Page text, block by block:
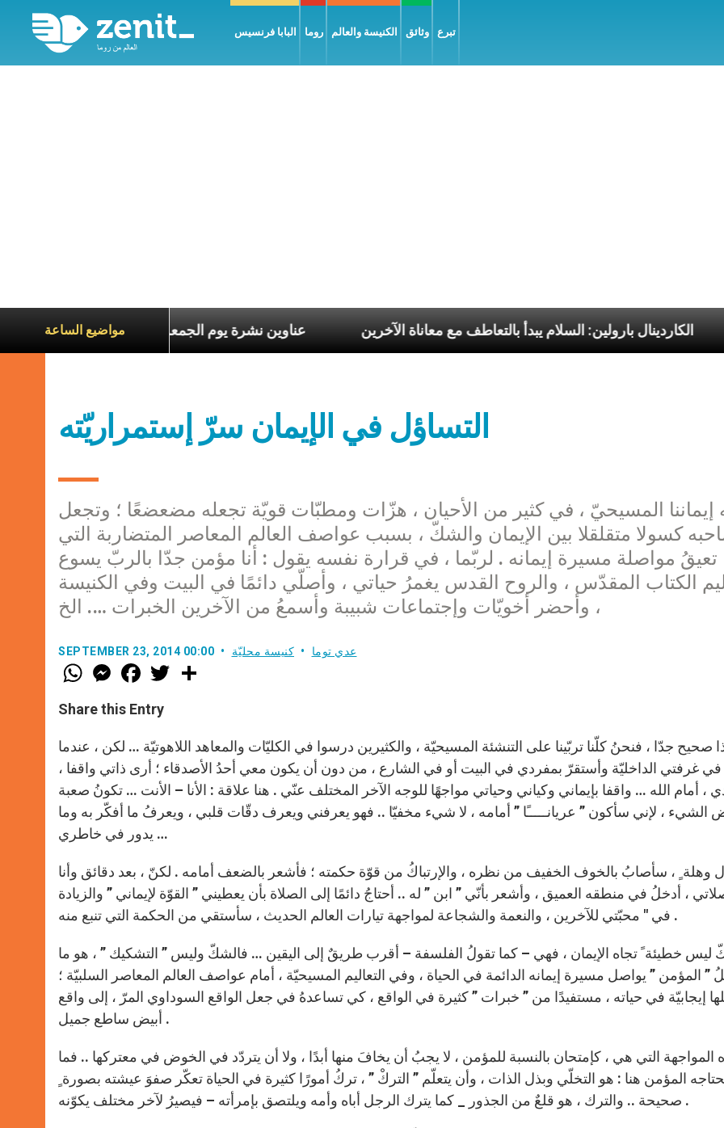
البابا فرنسيس روما الكنيسة والعالم وثائق تبرع
مواضيع الساعةعناوين نشرة يوم الجمعة 7 آب 2026: السلام يُبنى بصبر يومًا بعد يوم الكاردينال بارولين: السلام يبدأ بالتعاطف مع معاناة الآخرين
التساؤل في الإيمان سرّ إستمراريّته
إيماننا المسيحيّ ، في كثير من الأحيان ، هزّات ومطبّات قويّة تجعله مضعضعًا ؛ وتجعل
كسولا متقلقلا بين الإيمان والشكّ ، بسبب عواصف العالم المعاصر المتضاربة التي
تعيقُ مواصلة مسيرة إيمانه . لربّما ، في قرارة نفسه يقول : أنا مؤمن جدّا بالربّ يسوع
الكتاب المقدّس ، والروح القدس يغمرُ حياتي ، وأصلّي دائمًا في البيت وفي الكنيسة
، وأحضر أخويّات وإجتماعات شبيبة وأسمعُ من الآخرين الخبرات …. الخ
SEPTEMBER 23, 2014 00:00 عدي توما كنيسة محليّة
W
h
t
s
p
p
M
e
s
e
g
e
r
F
a
e
b
o
k
w
r
Share this Entry
صحيح جدّا ، فنحنُ كلّنا تربّينا على التنشئة المسيحيّة ، والكثيرين درسوا في الكليّات والمعاهد اللاهوتيّة … لكن ، عندما
غرفتي الداخليّة وأستقرّ بمفردي في البيت أو في الشارع ، من دون أن يكون معي أحدُ الأصدقاء ؛ أرى ذاتي واقفا ،
، أمام الله … واقفا بإيماني وكياني وحياتي مواجهًا للوجه الآخر المختلف عنّي . هنا علاقة : الأنا – الأنت … تكونُ صعبة
الشيء ، لإني سأكون ” عريانـــــًا ” أمامه ، لا شيء مخفيّا .. فهو يعرفني ويعرف دقّات قلبي ، ويعرفُ ما أفكّر به وما
يدور في خاطري …
وهلة ٍ ، سأصابُ بالخوف الخفيف من نظره ، والإرتباكُ من قوّة حكمته ؛ فأشعر بالضعف أمامه . لكنّ ، بعد دقائق وأنا
، أدخلُ في منطقه العميق ، وأشعر بأنّي ” ابن ” له .. أحتاجُ دائمًا إلى الصلاة بأن يعطيني ” القوّة لإيماني ” والزيادة
في " محبّتي للآخرين ، والنعمة والشجاعة لمواجهة تيارات العالم الحديث ، سأستقي من الحكمة التي تنبع منه .
ليس خطيئة ً تجاه الإيمان ، فهي – كما تقولُ الفلسفة – أقرب طريقٌ إلى اليقين … فالشكّ وليس ” التشكيك ” ، هو ما
” المؤمن ” يواصل مسيرة إيمانه الدائمة في الحياة ، وفي التعاليم المسيحيّة ، أمام عواصف العالم المعاصر السلبيّة ؛
إيجابيّة في حياته ، مستفيدًا من ” خبرات ” كثيرة في الواقع ، كي تساعدهُ في جعل الواقع السوداوي المرّ ، إلى واقع
أبيض ساطع جميل .
المواجهة التي هي ، كإمتحان بالنسبة للمؤمن ، لا يجبُ أن يخافَ منها أبدًا ، ولا أن يتردّد في الخوض في معتركها .. فما
المؤمن هنا : هو التخلّي وبذل الذات ، وأن يتعلّم ” التركْ ” ، تركُ أمورًا كثيرة في الحياة تعكّر صفوَ عيشته بصورة
صحيحة .. والترك ، هو قلعٌ من الجذور _ كما يترك الرجل أباه وأمه ويلتصق بإمرأته – فيصيرُ لآخر مختلف يكوّنه .